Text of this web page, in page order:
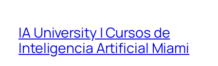
IA University | Cursos de
Inteligencia Artificial Miami